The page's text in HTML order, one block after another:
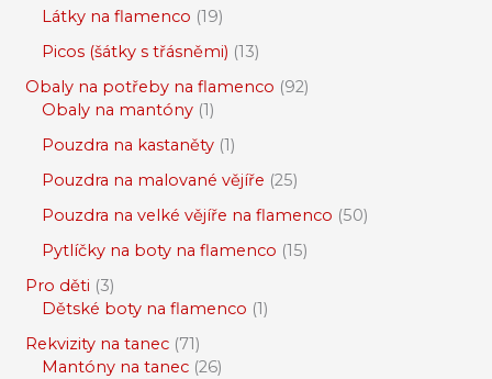
Látky na flamenco 19
Picos (šátky s třásněmi) 13
Obaly na potřeby na flamenco 92
Obaly na mantóny 1
Pouzdra na kastaněty 1
Pouzdra na malované vějíře 25
Pouzdra na velké vějíře na flamenco 50
Pytlíčky na boty na flamenco 15
Pro děti 3
Dětské boty na flamenco 1
Rekvizity na tanec 71
Mantóny na tanec 26